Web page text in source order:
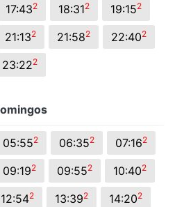
17:432 18:312 19:152
21:132 21:582 22:402
23:222
05:552 06:352 07:162
09:192 09:552 10:402
12:542 13:392 14:202